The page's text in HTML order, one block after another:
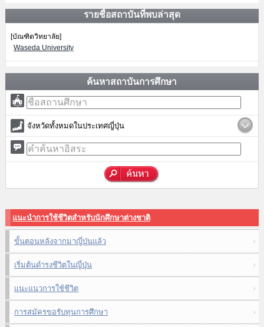
รายชื่อสถาบันที่พบล่าสุด
[บัณฑิตวิทยาลัย]
Waseda University
ค้นหาสถาบันการศึกษา
จังหวัดทั้งหมดในประเทศญี่ปุ่น
แนะนำการใช้ชีวิตสำหรับนักศึกษาต่างชาติ
ขั้นตอนหลังจากมาญี่ปุ่นแล้ว
เริ่มต้นดำรงชีวิตในญี่ปุ่น
แนะแนวการใช้ชีวิต
การสมัครขอรับทุนการศึกษา